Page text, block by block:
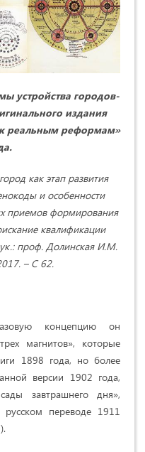
устройства городов-
издания
реальным реформам»
как этап развития
и особенности
приемов формирования
квалификации
проф. Долинская И.М.
– С 62.
концепцию он
магнитов», которые
1898 года, но более
версии 1902 года,
завтрашнего дня»,
переводе 1911